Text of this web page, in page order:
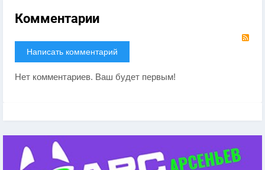
Комментарии
Написать комментарий
Нет комментариев. Ваш будет первым!